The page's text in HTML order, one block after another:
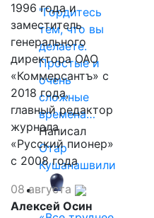
"Гордитесь
тем, что вы
делаете.
Простые и
очень
сложные
времена…
Написал
Отар
Кушанашвили
1996 года и
заместитель
генерального
директора ОАО
«Коммерсантъ» с
2018 года,
главный редактор
журнала
«Русский пионер»
с 2008 года
08 августа
Алексей Осин